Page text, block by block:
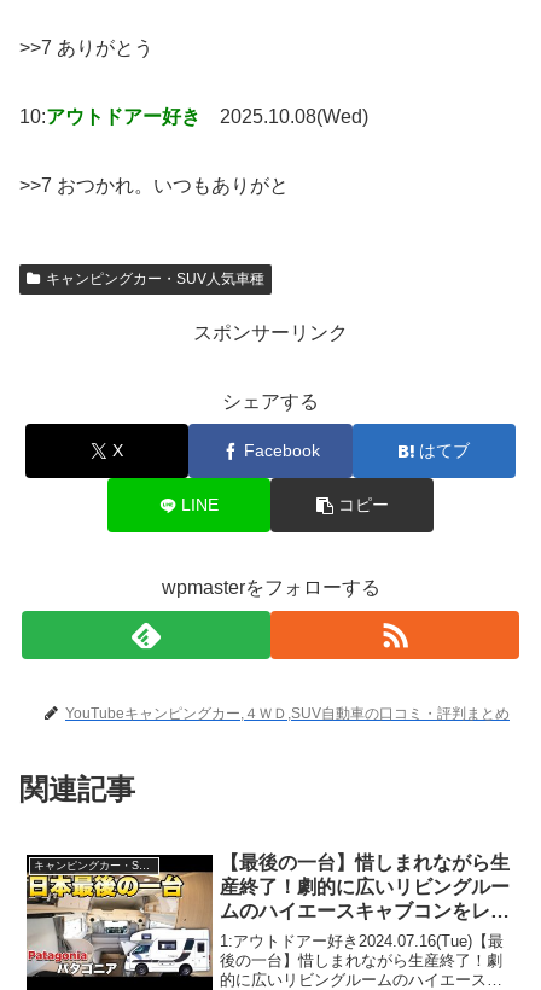
>>7 ありがとう
10:アウトドアー好き 2025.10.08(Wed)
>>7 おつかれ。いつもありがと
キャンピングカー・SUV人気車種
スポンサーリンク
シェアする
X Facebook はてブ
LINE コピー
wpmasterをフォローする
YouTubeキャンピングカー,４ＷＤ,SUV自動車の口コミ・評判まとめ
関連記事
キャンピングカー・SUV人気車種
【最後の一台】惜しまれながら生
産終了！劇的に広いリビングルー
ムのハイエースキャブコンをレビ
ュー！【パタゴニア】
1:アウトドアー好き2024.07.16(Tue)【最
後の一台】惜しまれながら生産終了！劇
的に広いリビングルームのハイエースキ